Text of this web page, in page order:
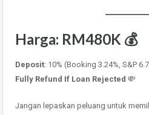
Harga: RM480K 💰
Deposit: 10% (Booking 3.24%, S&P
Fully Refund If Loan Rejected 💸
Jangan lepaskan peluang untuk